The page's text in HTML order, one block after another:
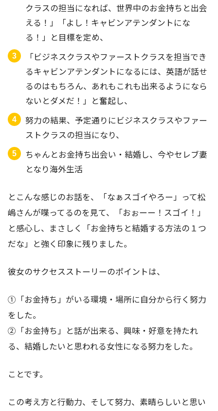
クラスの担当になれば、世界中のお金持ちと出会
える！」「よし！キャビンアテンダントにな
る！」と目標を定め、
「ビジネスクラスやファーストクラスを担当でき
るキャビンアテンダントになるには、英語が話せ
るのはもちろん、あれもこれも出来るようになら
ないとダメだ！」と奮起し、
努力の結果、予定通りにビジネスクラスやファー
ストクラスの担当になり、
ちゃんとお金持ち出会い・結婚し、今やセレブ妻
となり海外生活
とこんな感じのお話を、「なぁスゴイやろー」って松
嶋さんが喋ってるのを見て、「おぉーー！スゴイ！」
と感心し、まさしく「お金持ちと結婚する方法の１つ
だな」と強く印象に残りました。
彼女のサクセスストーリーのポイントは、
①「お金持ち」がいる環境・場所に自分から行く努力
をした。
②「お金持ち」と話が出来る、興味・好意を持たれ
る、結婚したいと思われる女性になる努力をした。
ことです。
この考え方と行動力、そして努力、素晴らしいと思い